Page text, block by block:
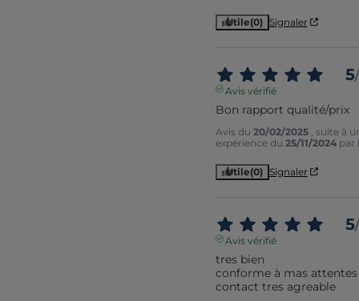
Utile(0) Signaler
5/
Avis vérifié
Bon rapport qualité/prix
Avis du 20/02/2025
, suite à
expérience du 25/11/2024 par
Utile(0) Signaler
5/
Avis vérifié
tres bien
conforme à mas attentes
contact tres agreable